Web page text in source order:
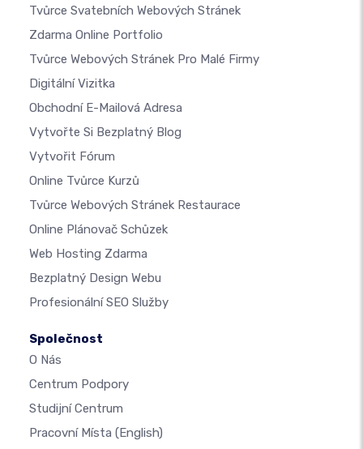
Tvůrce Svatebních Webových Stránek
Zdarma Online Portfolio
Tvůrce Webových Stránek Pro Malé Firmy
Digitální Vizitka
Obchodní E-Mailová Adresa
Vytvořte Si Bezplatný Blog
Vytvořit Fórum
Online Tvůrce Kurzů
Tvůrce Webových Stránek Restaurace
Online Plánovač Schůzek
Web Hosting Zdarma
Bezplatný Design Webu
Profesionální SEO Služby
Společnost
O Nás
Centrum Podpory
Studijní Centrum
Pracovní Místa (English)